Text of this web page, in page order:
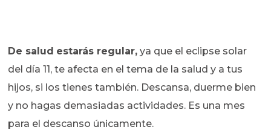
De salud estarás regular, ya que el eclipse solar
del día 11, te afecta en el tema de la salud y a tus
hijos, si los tienes también. Descansa, duerme bien
y no hagas demasiadas actividades. Es una mes
para el descanso únicamente.